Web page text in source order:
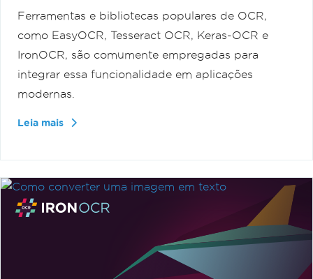
Ferramentas e bibliotecas populares de OCR,
como EasyOCR, Tesseract OCR, Keras-OCR e
IronOCR, são comumente empregadas para
integrar essa funcionalidade em aplicações
modernas.
Leia mais